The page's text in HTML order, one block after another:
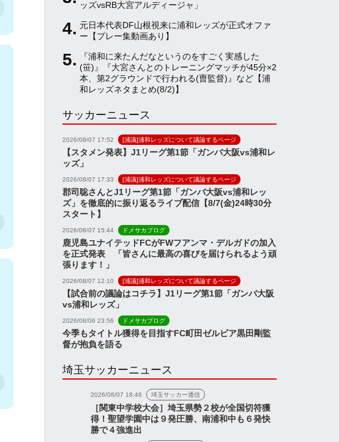
n
l
ッズvsRB大宮アルディージャ」
元日本代表DF山根視来に浦和レッズが正式オファ
ー【プレー集動画あり】
『浦和に来たんだなというのをすごく実感した
(笹)』『大宮さんとのトレーニングマッチが45分×2
本、第2グラウンドで行われる(曺監督)』など【浦
和レッズネタまとめ(8/2)】
サッカーニュース
2026/08/07 17:52 [浦議]浦和レッズについて議論するページ
【スタメン発表】J1リーグ第1節「ガンバ大阪vs浦和レ
ッズ」
2026/08/07 17:33 [浦議]浦和レッズについて議論するページ
郡司聡さんとJ1リーグ第1節「ガンバ大阪vs浦和レッ
ズ」を徹底的に振り返るライブ配信【8/7(金)24時30分
スタート】
2026/08/07 15:44 ドメサカブログ
鹿児島ユナイテッドFCがFWフアンマ・デルガドの加入
を正式発表 「皆さんに最高の喜びを届けられるよう頑
張ります！」
2026/08/07 12:10 [浦議]浦和レッズについて議論するページ
【試合前の議論はコチラ】J1リーグ第1節「ガンバ大阪
vs浦和レッズ」
2026/08/06 23:56 ドメサカブログ
今季もタイトル獲得を目指すFC町田ゼルビア黒田剛監
督が抱負を語る
埼玉サッカーニュース
2026/08/07 18:46 埼玉サッカー通信
［関東中学校大会］埼玉県勢２校が全国切符獲
得！聖望学園中は９発圧勝、南浦和中も６発快
勝で４強進出